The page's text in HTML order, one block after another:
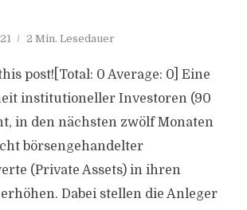
2 Min. Lesedauer
post![Total: 0 Average: 0] Eine
institutioneller Investoren (90
in den nächsten zwölf Monaten
börsengehandelter
(Private Assets) in ihren
Dabei stellen die Anleger